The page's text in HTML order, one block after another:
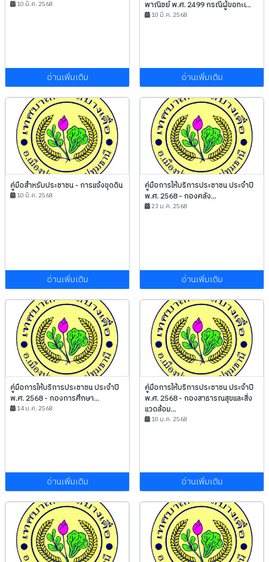
10 มี.ค. 2568
อ่านเพิ่มเติม
พาณิชย์ พ.ศ. 2499 กรณีผู้ขอทะเ...
10 มี.ค. 2568
อ่านเพิ่มเติม
คู่มือสำหรับประชาชน - การแจ้งขุดดิน
10 มี.ค. 2568
อ่านเพิ่มเติม
คู่มือการให้บริการประชาชน ประจำปี
พ.ศ. 2568 - กองคลัง...
23 ม.ค. 2568
อ่านเพิ่มเติม
คู่มือการให้บริการประชาชน ประจำปี
พ.ศ. 2568 - กองการศึกษา...
14 ม.ค. 2568
อ่านเพิ่มเติม
คู่มือการให้บริการประชาชน ประจำปี
พ.ศ. 2568 - กองสาธารณสุขและสิ่ง
แวดล้อม...
10 ม.ค. 2568
อ่านเพิ่มเติม